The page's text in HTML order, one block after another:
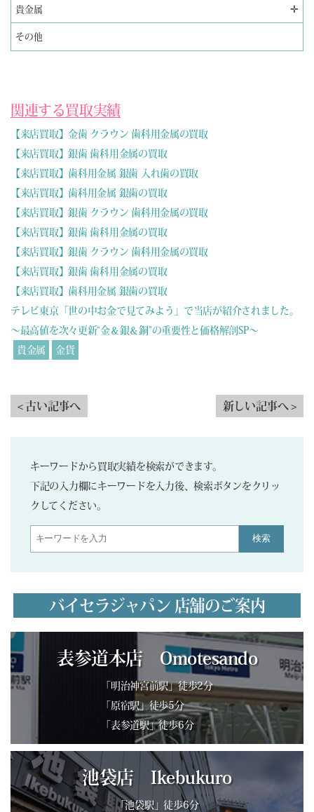
貴金属 ✛
その他
関連する買取実績
【来店買取】金歯 クラウン 歯科用金属の買取
【来店買取】銀歯 歯科用金属の買取
【来店買取】歯科用金属 銀歯 入れ歯の買取
【来店買取】歯科用金属 銀歯の買取
【来店買取】銀歯 クラウン 歯科用金属の買取
【来店買取】銀歯 歯科用金属の買取
【来店買取】銀歯 クラウン 歯科用金属の買取
【来店買取】銀歯 歯科用金属の買取
【来店買取】歯科用金属 銀歯の買取
テレビ東京「世の中お金で見てみよう」で当店が紹介されました。
～最高値を次々更新“金＆銀＆銅”の重要性と価格解剖SP～
貴金属
金貨
< 古い記事へ 新しい記事へ >
キーワードから買取実績を検索ができます。
下記の入力欄にキーワードを入力後、検索ボタンをクリッ
クしてください。
検索
バイセラジャパン 店舗のご案内
表参道本店 Omotesando
「明治神宮前駅」徒歩2分
「原宿駅」徒歩5分
「表参道駅」徒歩6分
池袋店 Ikebukuro
「池袋駅」徒歩6分